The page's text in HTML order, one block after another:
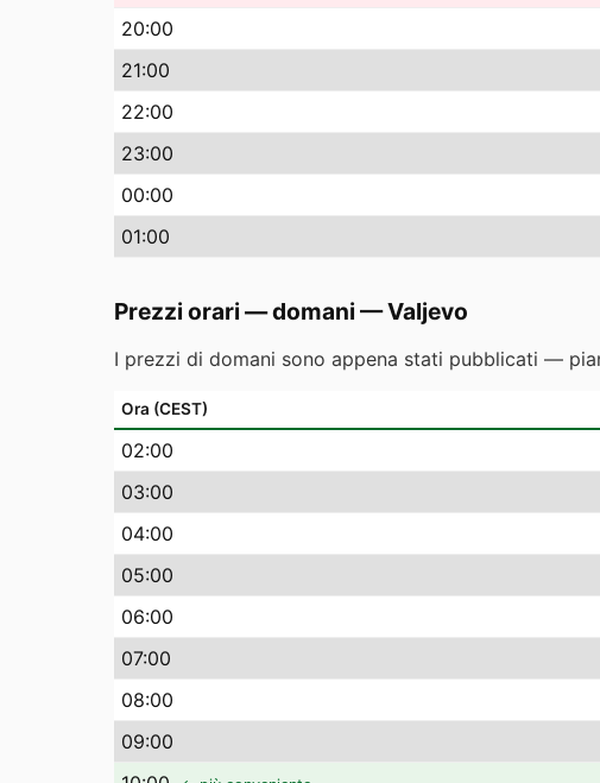
20:00
21:00
22:00
23:00
00:00
01:00
Prezzi orari — domani —Valjevo
I prezzi di domani sono appena stati pubblicati —
Ora (CEST)
02:00
03:00
04:00
05:00
06:00
07:00
08:00
09:00